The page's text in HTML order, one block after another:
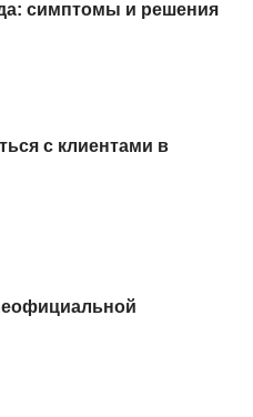
симптомы и решения
с клиентами в